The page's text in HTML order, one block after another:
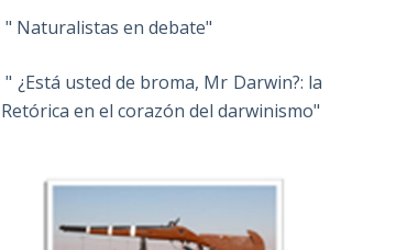
" Naturalistas en debate"
" ¿Está usted de broma, Mr Darwin?: la
Retórica en el corazón del darwinismo"